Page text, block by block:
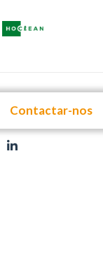
Documentação
Contactar-nos